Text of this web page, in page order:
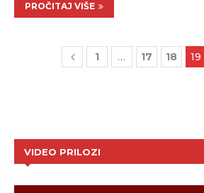
PROČITAJ VIŠE
1 … 17 18 19
VIDEO PRILOZI